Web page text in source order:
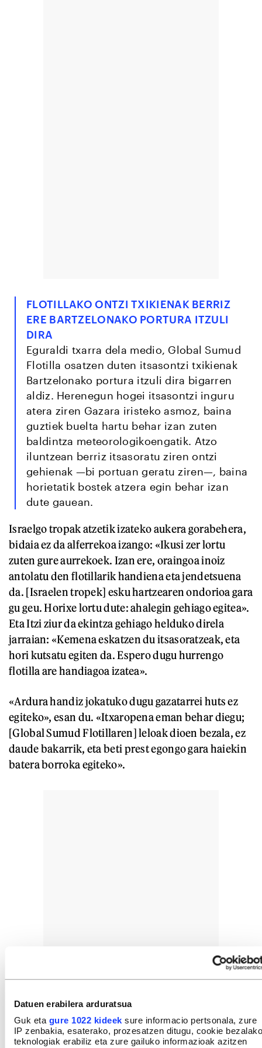
Datuen erabilera arduratsua
Guk eta gure 1022 kideek sure informacio pertsonala, zure
IP zenbakia, esaterako, prozesatzen ditugu, cookie bezalako
teknologiak erabiliz eta zure gailuko informazioak azitzen
FLOTILLAKO ONTZI TXIKIENAK BERRIZ
ERE BARTZELONAKO PORTURA ITZULI
DIRA
Eguraldi txarra dela medio, Global Sumud
Flotilla osatzen duten itsasontzi txikienak
Bartzelonako portura itzuli dira bigarren
aldiz. Herenegun hogei itsasontzi inguru
atera ziren Gazara iristeko asmoz, baina
guztiek buelta hartu behar izan zuten
baldintza meteorologikoengatik. Atzo
iluntzean berriz itsasoratu ziren ontzi
gehienak —bi portuan geratu ziren—, baina
horietatik bostek atzera egin behar izan
dute gauean.
Israelgo tropak atzetik izateko aukera gorabehera,
bidaia ez da alferrekoa izango: «Ikusi zer lortu
zuten gure aurrekoek. Izan ere, oraingoa inoiz
antolatu den flotillarik handiena eta jendetsuena
da. [Israelen tropek] esku hartzearen ondorioa gara
gu geu. Horixe lortu dute: ahalegin gehiago egitea».
Eta Itzi ziur da ekintza gehiago helduko direla
jarraian: «Kemena eskatzen du itsasoratzeak, eta
hori kutsatu egiten da. Espero dugu hurrengo
flotilla are handiagoa izatea».
«Ardura handiz jokatuko dugu gazatarrei huts ez
egiteko», esan du. «Itxaropena eman behar diegu;
[Global Sumud Flotillaren] leloak dioen bezala, ez
daude bakarrik, eta beti prest egongo gara haiekin
batera borroka egiteko».